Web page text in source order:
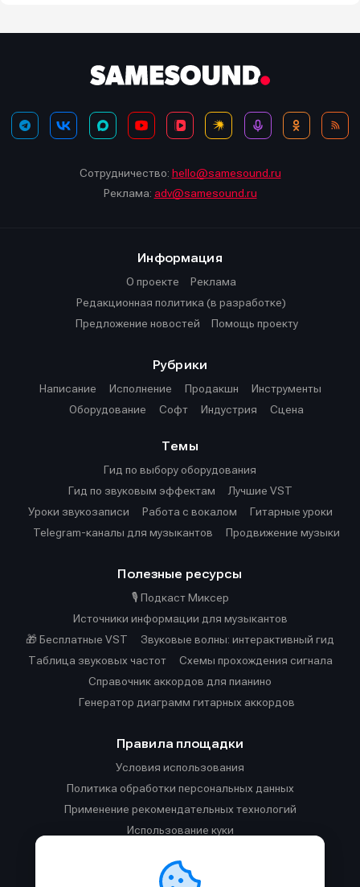
Сотрудничество: hello@samesound.ru
Реклама: adv@samesound.ru
Информация
О проекте
Реклама
Редакционная политика (в разработке)
Предложение новостей
Помощь проекту
Рубрики
Написание
Исполнение Продакшн
Инструменты
Оборудование
Софт Индустрия Сцена
Темы
Гид по выбору оборудования
Гид по звуковым эффектам
Лучшие VST
Уроки звукозаписи
Работа с вокалом
Гитарные уроки
Telegram-каналы для музыкантов
Продвижение музыки
Полезные ресурсы
🎙️ Подкаст Миксер
Источники информации для музыкантов
🎁 Бесплатные VST
Звуковые волны: интерактивный гид
Таблица звуковых частот
Cхемы прохождения сигнала
Справочник аккордов для пианино
Генератор диаграмм гитарных аккордов
Правила площадки
Условия использования
Политика обработки персональных данных
Применение рекомендательных технологий
Использование куки
Правила общения в Телеграм-чате